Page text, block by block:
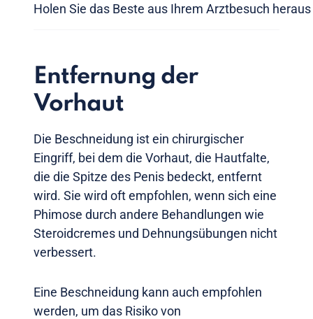
Holen Sie das Beste aus Ihrem Arztbesuch heraus
Entfernung der
Vorhaut
Die Beschneidung ist ein chirurgischer
Eingriff, bei dem die Vorhaut, die Hautfalte,
die die Spitze des Penis bedeckt, entfernt
wird. Sie wird oft empfohlen, wenn sich eine
Phimose durch andere Behandlungen wie
Steroidcremes und Dehnungsübungen nicht
verbessert.
Eine Beschneidung kann auch empfohlen
werden, um das Risiko von